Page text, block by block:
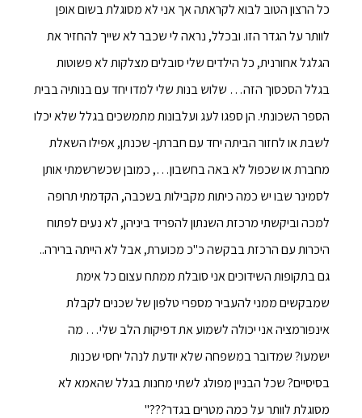
כל הרצון הטוב לבוא לקראתה אך אני לא מסוגלת בשום אופן
לוותר על הגדר הזו. ובכלל, נראה לי שכבר לא שייך להחזיר את
הגלגל אחורנית, כל הילדים שלי סובלים מצלקות לא פשוטות
בגלל הסכסוך הזה… שלוש בנות שלי למדו יחד עם בנותיה בבית
הספר השכונתי. הן ספגו לעג ועלבונות מתמשכים בגלל שלא יכלו
לשבת או לחזור הביתה יחד עם חברתן- שכנתן, אפילו השאלת
מחברת או שכפול לא באה בחשבון…, כמובן שכשרשמתי אותן
לסמינר שבו יש כמה כיתות מקבילות בשכבה, הקדמתי תרופה
למכה וביקשתי מרכזת השנתון להפריד ביניהן, לא נעים לפתוח
היכרות עם הרכזת בבקשה כ"כ מכוערת, אבל לא הייתה ברירה..
גם בתקופות השידוכים אני סובלת ממתח עצום כל אימת
שמבקשים ממני להעביר מספרי טלפון של שכנים לקבלת
אינפורמציה אני יכולה לשמוע את דפיקות הלב שלי… מה
ישמעו? שמדובר במשפחה שלא יודעת לנהל יחסי שכנות
בסיסיים? שכל הבניין מפולג לשתי מחנות בגלל שהאמא לא
מסוגלת לוותר על כמה מטרים בגדר???"